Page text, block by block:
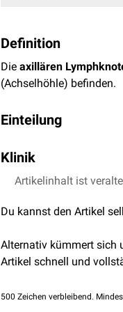
Definition
Die axillären
(Achselhöhle) befinden.
Einteilung
...anatomisch
Die axillären
Nodi lymphatici
Nodi lymphatici
Nodi lymphatici
Klinik
Die axillären
Ein besonders großer
minor. Bei der
Artikelinhalt ist
Du kannst den Artikel
Alternativ kümmert sich
Artikel schnell und
500 Zeichen verbleibend.